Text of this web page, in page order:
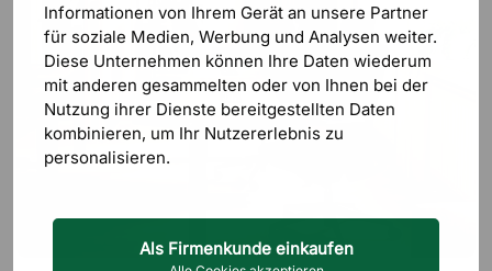
Informationen von Ihrem Gerät an unsere Partner
für soziale Medien, Werbung und Analysen weiter.
Diese Unternehmen können Ihre Daten wiederum
mit anderen gesammelten oder von Ihnen bei der
Nutzung ihrer Dienste bereitgestellten Daten
kombinieren, um Ihr Nutzererlebnis zu
personalisieren.
Als Firmenkunde einkaufen